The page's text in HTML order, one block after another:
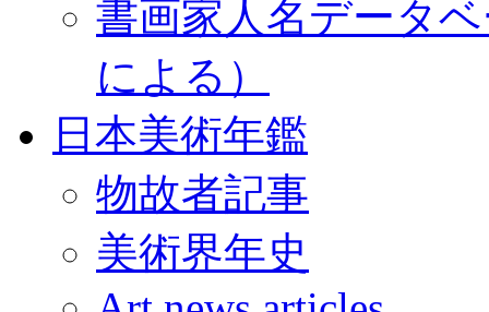
書画家人名データ
による）
日本美術年鑑
物故者記事
美術界年史